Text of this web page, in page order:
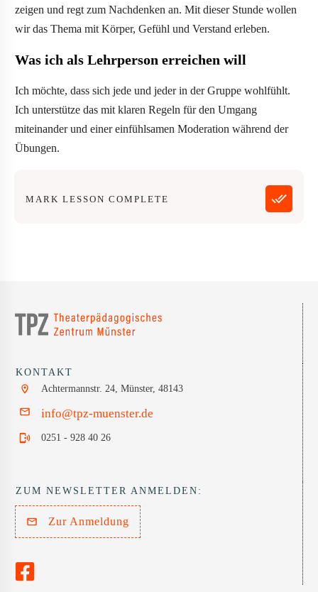
zeigen und regt zum Nachdenken an. Mit dieser Stunde wollen
wir das Thema mit Körper, Gefühl und Verstand erleben.
Was ich als Lehrperson erreichen will
Ich möchte, dass sich jede und jeder in der Gruppe wohlfühlt.
Ich unterstütze das mit klaren Regeln für den Umgang
miteinander und einer einfühlsamen Moderation während der
Übungen.
MARK LESSON COMPLETE
KONTAKT
Achtermannstr. 24, Münster, 48143
info@tpz-muenster.de
0251 - 928 40 26
ZUM NEWSLETTER ANMELDEN:
Zur Anmeldung